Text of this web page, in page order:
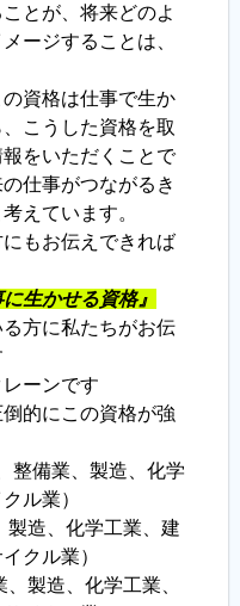
とが、将来どのよ
ージすることは、
資格は仕事で生か
こうした資格を取
をいただくことで
仕事がつながるき
えています。
もお伝えできれば
生かせる資格』
方に私たちがお伝
ーンです
的にこの資格が強
整備業、製造、化学
ル業）
製造、化学工業、建
クル業）
製造、化学工業、